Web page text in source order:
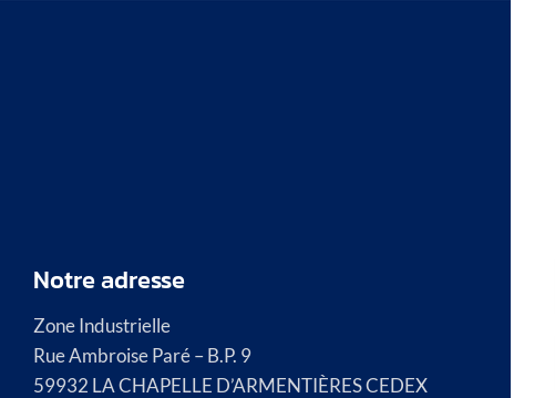
Notre adresse
Zone Industrielle
Rue Ambroise Paré – B.P. 9
59932 LA CHAPELLE D’ARMENTIÈRES CEDEX